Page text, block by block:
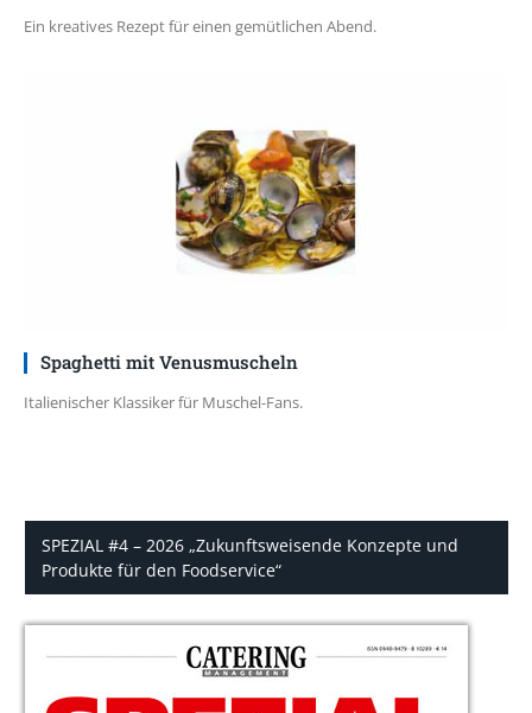
Ein kreatives Rezept für einen gemütlichen Abend.
Spaghetti mit Venusmuscheln
Italienischer Klassiker für Muschel-Fans.
SPEZIAL #4 – 2026 „Zukunftsweisende Konzepte und
Produkte für den Foodservice“